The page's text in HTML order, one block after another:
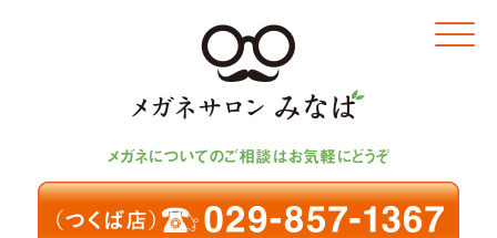
メガネについてのご相談はお気軽にどうぞ
Click